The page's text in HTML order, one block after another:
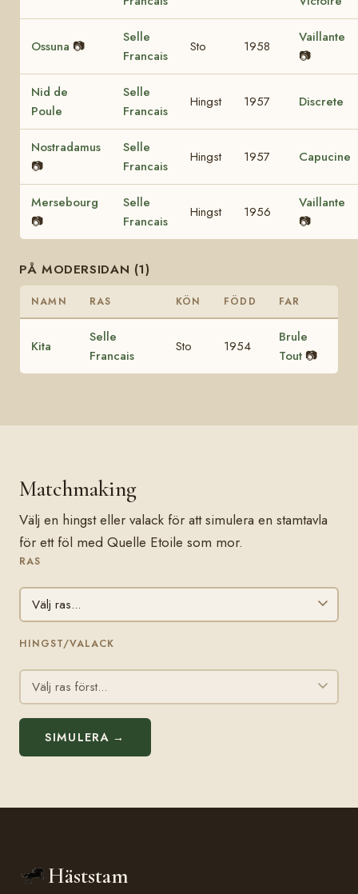
Ossuna 📷
Selle
Francais
Sto 1958
Vaillante
📷
Nid de
Poule
Selle
Francais
Hingst 1957 Discrete
Nostradamus
📷
Selle
Francais
Hingst 1957 Capucine
Mersebourg
📷
Selle
Francais
Hingst 1956
Vaillante
📷
PÅ MODERSIDAN (1)
NAMN RAS KÖN FÖDD FAR
Kita
Selle
Francais
Sto 1954
Brule
Tout 📷
Matchmaking
Välj en hingst eller valack för att simulera en stamtavla
för ett föl med Quelle Etoile som mor.
RAS
HINGST/VALACK
SIMULERA →
Häststam